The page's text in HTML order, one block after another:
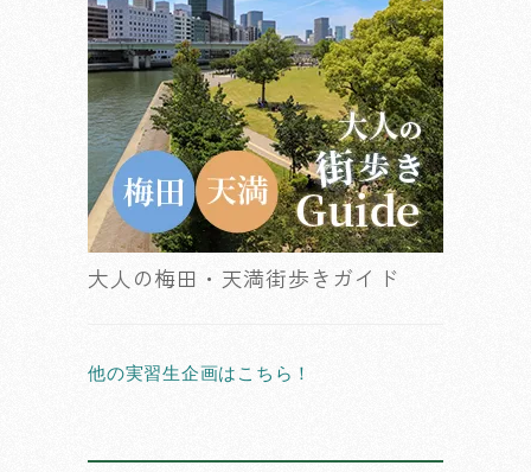
大人の梅田・天満街歩きガイド
他の実習生企画はこちら！